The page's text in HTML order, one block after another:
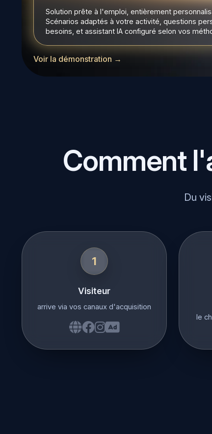
Solution prête à l'emploi, entièrement
Scénarios adaptés à votre activité, questions
besoins, et assistant IA configuré selon vos
Voir la démonstration →
Comment
Du
1
Visiteur
arrive via vos canaux d'acquisition
le